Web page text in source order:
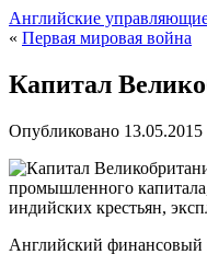
Английские управляющие
« Первая мировая война
Капитал
Опубликовано 13.05.2015
промышленного
индийских крестьян,
Английский финансовый